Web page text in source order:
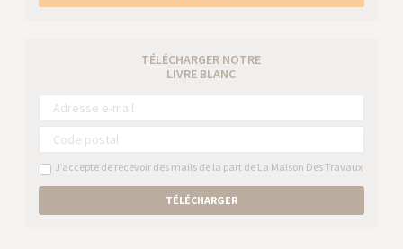
TÉLÉCHARGER NOTRE
LIVRE BLANC
J’accepte de recevoir des mails de la part de La Maison Des Travaux
TÉLÉCHARGER